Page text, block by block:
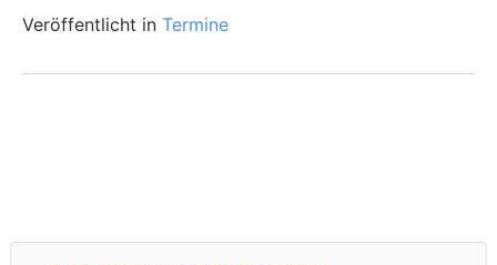
Veröffentlicht in Termine